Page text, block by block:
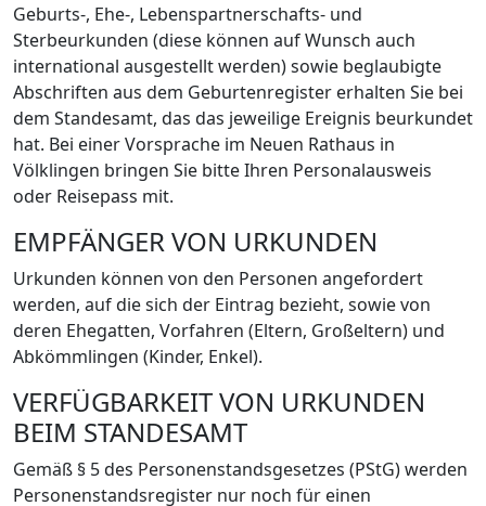
Geburts-, Ehe-, Lebenspartnerschafts- und
Sterbeurkunden (diese können auf Wunsch auch
international ausgestellt werden) sowie beglaubigte
Abschriften aus dem Geburtenregister erhalten Sie bei
dem Standesamt, das das jeweilige Ereignis beurkundet
hat. Bei einer Vorsprache im Neuen Rathaus in
Völklingen bringen Sie bitte Ihren Personalausweis
oder Reisepass mit.
EMPFÄNGER VON URKUNDEN
Urkunden können von den Personen angefordert
werden, auf die sich der Eintrag bezieht, sowie von
deren Ehegatten, Vorfahren (Eltern, Großeltern) und
Abkömmlingen (Kinder, Enkel).
VERFÜGBARKEIT VON URKUNDEN
BEIM STANDESAMT
Gemäß § 5 des Personenstandsgesetzes (PStG) werden
Personenstandsregister nur noch für einen